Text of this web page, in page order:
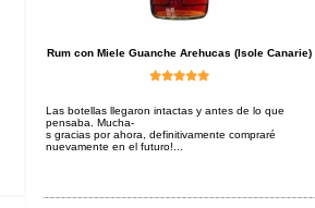
Rum con Miele Guanche Arehucas (Isole Canarie)
Las botellas llegaron intactas y antes de lo que
pensaba. Mucha-
s gracias por ahora, definitivamente compraré
nuevamente en el futuro!...